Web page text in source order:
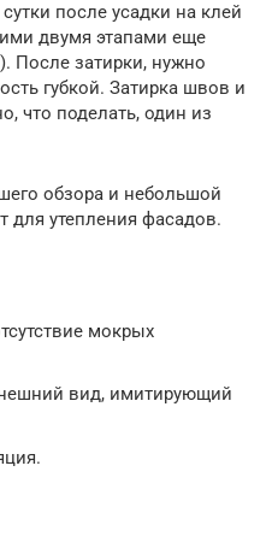
после усадки на клей
двумя этапами еще
После затирки, нужно
губкой. Затирка швов и
что поделать, один из
обзора и небольшой
для утепления фасадов.
мокрых
вид, имитирующий